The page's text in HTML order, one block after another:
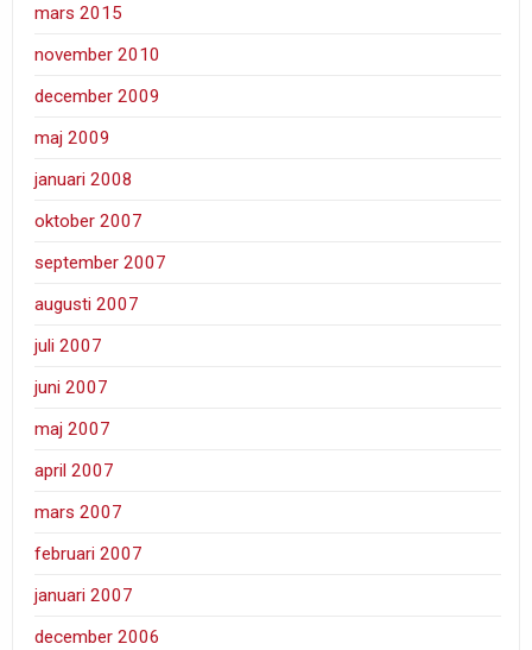
mars 2015
november 2010
december 2009
maj 2009
januari 2008
oktober 2007
september 2007
augusti 2007
juli 2007
juni 2007
maj 2007
april 2007
mars 2007
februari 2007
januari 2007
december 2006